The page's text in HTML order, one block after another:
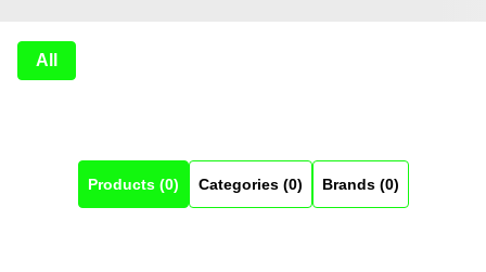
All
Products (0) Categories (0) Brands (0)